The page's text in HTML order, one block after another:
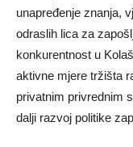
unapređenje znanja,
odraslih lica za
konkurentnost u
aktivne mjere tržišta
privatnim privrednim
dalji razvoj politike